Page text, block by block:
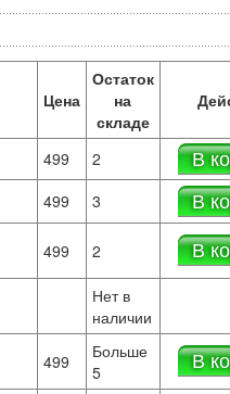
Цена
Остаток
на
складе
499 2 В
499 3 В
499 2 В
Нет в
наличии
499
Больше
5
В